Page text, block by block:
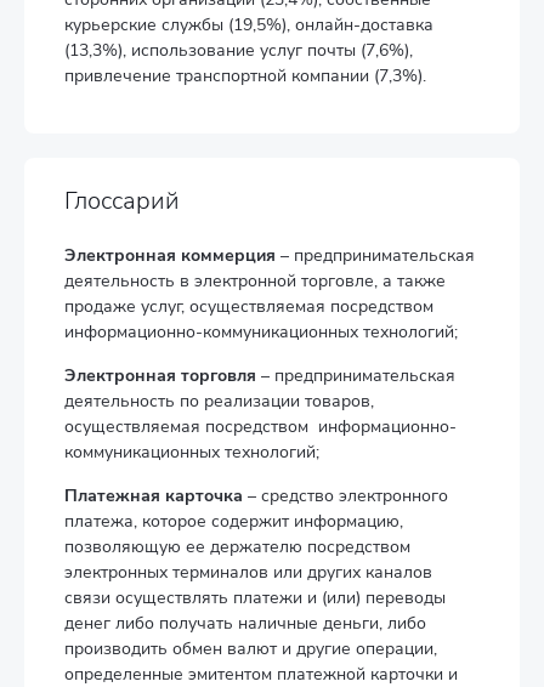
курьерские службы (19,5%), онлайн-доставка
(13,3%), использование услуг почты (7,6%),
привлечение транспортной компании (7,3%).
Глоссарий
Электронная коммерция – предпринимательская
деятельность в электронной торговле, а также
продаже услуг, осуществляемая посредством
информационно-коммуникационных технологий;
Электронная торговля – предпринимательская
деятельность по реализации товаров,
осуществляемая посредством информационно-
коммуникационных технологий;
Платежная карточка – средство электронного
платежа, которое содержит информацию,
позволяющую ее держателю посредством
электронных терминалов или других каналов
связи осуществлять платежи и (или) переводы
денег либо получать наличные деньги, либо
производить обмен валют и другие операции,
определенные эмитентом платежной карточки и